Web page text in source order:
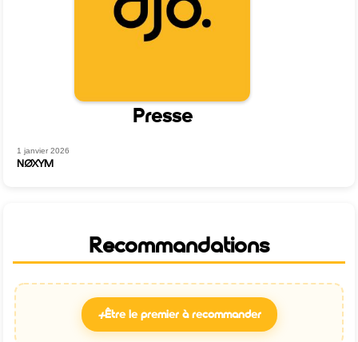
Presse
1 janvier 2026
NØXYM
Recommandations
+Être le premier à recommander